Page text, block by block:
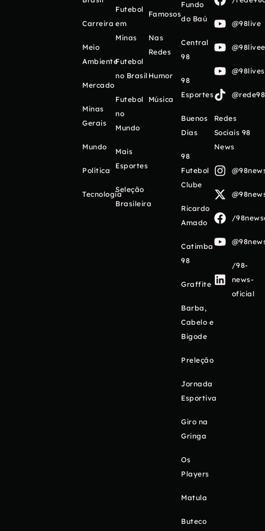
Carreira
Meio
Ambiente
Mercado
Minas
Gerais
Mundo
Política
Tecnologia
Futebol
em
Minas
Futebol
no Brasil
Futebol
no
Mundo
Mais
Esportes
Seleção
Brasileira
Famosos
Nas
Redes
Humor
Música
Fundo
do Baú
Central
98
98
Esportes
Buenos
Días
98
Futebol
Clube
Ricardo
Amado
Catimba
98
Graffite
Barba,
Cabelo e
Bigode
Preleção
Jornada
Esportiva
Giro na
Gringa
Os
Players
Matula
Buteco
@98live
Redes
Sociais 98
News
/
/98-
news-
oficial